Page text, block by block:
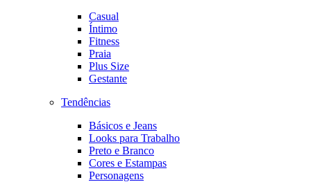
Casual
Íntimo
Fitness
Praia
Plus Size
Gestante
Tendências
Básicos e Jeans
Looks para Trabalho
Preto e Branco
Cores e Estampas
Personagens